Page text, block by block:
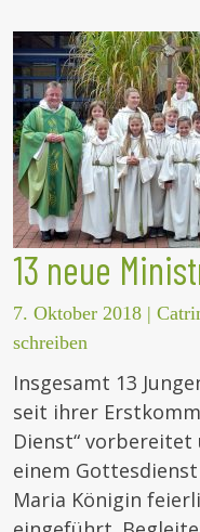
13 neue
7. Oktober 2018 |
schreiben
Insgesamt 13
seit ihrer
Dienst“ vorbereitet
einem
Maria Königin